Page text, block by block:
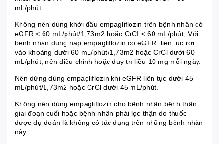
mL/phút.
Không nên dùng khởi đầu empagliflozin trên bệnh nhân có
eGFR < 60 mL/phút/1,73m2 hoặc CrCI < 60 mL/phút, Với
bệnh nhân dung nạp empagliflozin có eGFR. liên tục rơi
vào khoảng dưới 60 mL/phút/1,73m2 hoặc CrCl dưới 60
mL/phút, nên điều chỉnh hoặc duy trì liều 10 mg mỗi ngày.
Nên dừng dùng empagliflozin khi eGFR liên tục dưới 45
mL/phút/1,73m2 hoặc CrCl dưới 45 mL/phút.
Không nên dùng empagliflozin cho bệnh nhân bệnh thận
giai đoạn cuối hoặc bệnh nhân phải lọc thận do thuốc
được dự đoán là không có tác dụng trên những bệnh nhân
này.